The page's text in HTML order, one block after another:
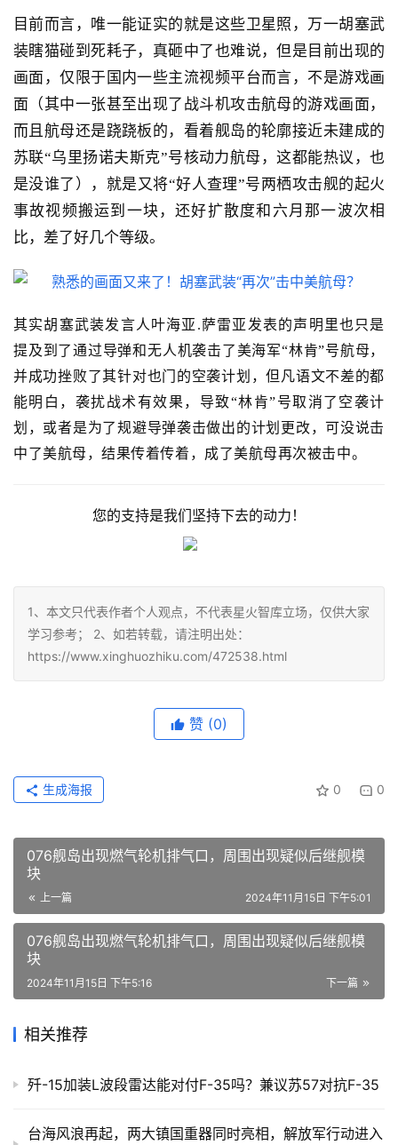
目前而言，唯一能证实的就是这些卫星照，万一胡塞武
装瞎猫碰到死耗子，真砸中了也难说，但是目前出现的
画面，仅限于国内一些主流视频平台而言，不是游戏画
面（其中一张甚至出现了战斗机攻击航母的游戏画面，
而且航母还是跷跷板的，看着舰岛的轮廓接近未建成的
苏联“乌里扬诺夫斯克”号核动力航母，这都能热议，也
是没谁了），就是又将“好人查理”号两栖攻击舰的起火
事故视频搬运到一块，还好扩散度和六月那一波次相
比，差了好几个等级。
其实胡塞武装发言人叶海亚 .萨雷亚发表的声明里也只是
提及到了通过导弹和无人机袭击了美海军“林肯”号航母，
并成功挫败了其针对也门的空袭计划，但凡语文不差的都
能明白，袭扰战术有效果，导致“林肯”号取消了空袭计
划，或者是为了规避导弹袭击做出的计划更改，可没说击
中了美航母，结果传着传着，成了美航母再次被击中。
您的支持是我们坚持下去的动力！
1、本文只代表作者个人观点，不代表星火智库立场，仅供大家
学习参考； 2、如若转载，请注明出处：
https://www.xinghuozhiku.com/472538.html
赞 (0)
0 0
生成海报
076舰岛出现燃气轮机排气口，周围出现疑似后继舰模
块
上一篇 2024年11月15日 下午5:01
076舰岛出现燃气轮机排气口，周围出现疑似后继舰模
块
下一篇
2024年11月15日 下午5:16
相关推荐
歼-15加装L波段雷达能对付F-35吗？兼议苏57对抗F-35
台海风浪再起，两大镇国重器同时亮相，解放军行动进入